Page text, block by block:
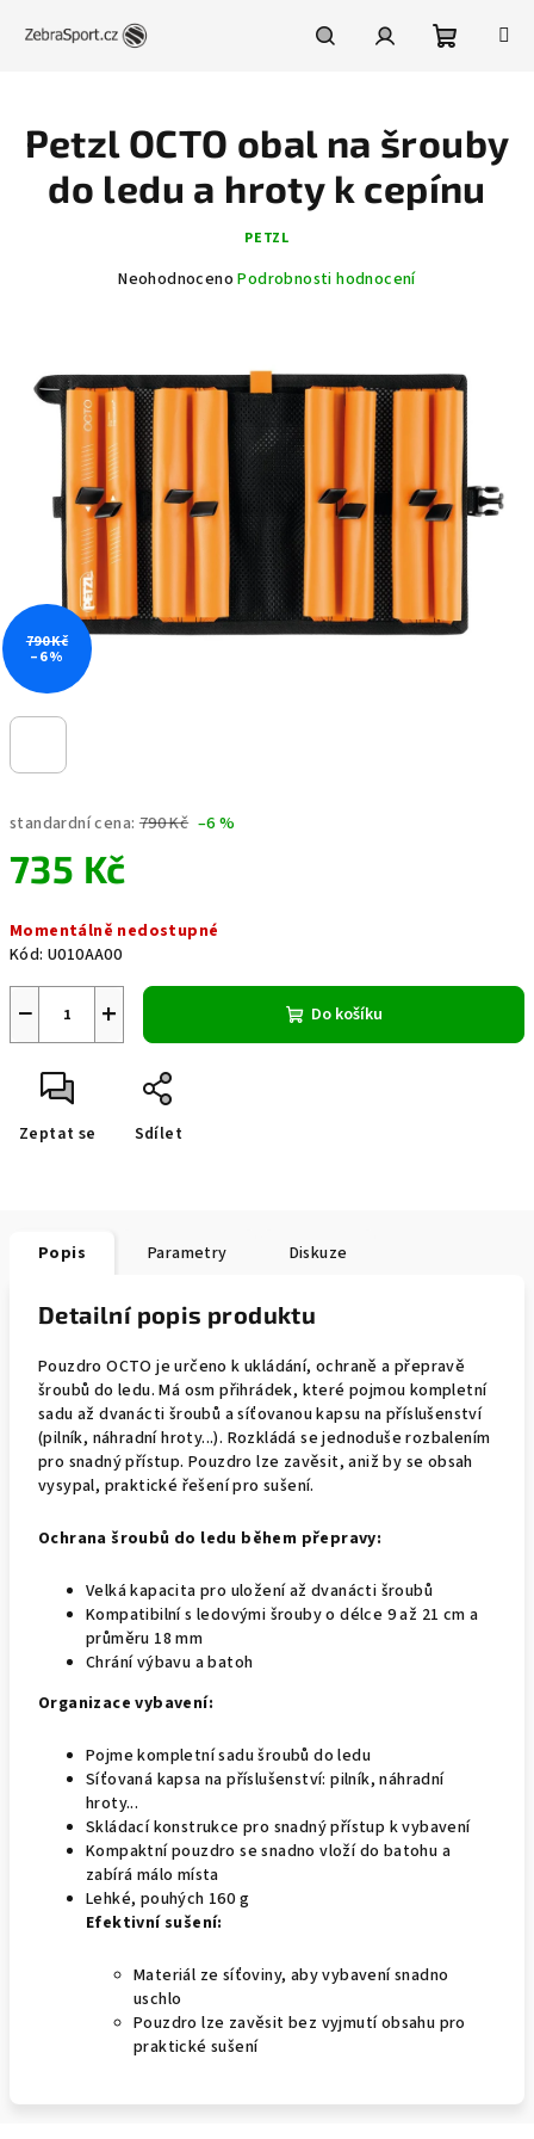
košík
standardní cena: 790 Kč –6 %
735 Kč
cena:
Momentálně nedostupné
Kód: U010AA00
+
− Do košíku
Zeptat se Sdílet
Petzl OCTO obal na šrouby
do ledu a hroty k cepínu
PETZL
Průměrné
0,0
z
hvězdiček.
Neohodnoceno Podrobnosti hodnocení
790 Kč
–6 %
Popis Parametry Diskuze
Detailní popis produktu
Pouzdro OCTO je určeno k ukládání, ochraně a přepravě
šroubů do ledu. Má osm přihrádek, které pojmou kompletní
sadu až dvanácti šroubů a síťovanou kapsu na příslušenství
(pilník, náhradní hroty...). Rozkládá se jednoduše rozbalením
pro snadný přístup. Pouzdro lze zavěsit, aniž by se obsah
vysypal, praktické řešení pro sušení.
Ochrana šroubů do ledu během přepravy:
Velká kapacita pro uložení až dvanácti šroubů
Kompatibilní s ledovými šrouby o délce 9 až 21 cm a
průměru 18 mm
Chrání výbavu a batoh
Organizace vybavení:
Pojme kompletní sadu šroubů do ledu
Síťovaná kapsa na příslušenství: pilník, náhradní
hroty...
Skládací konstrukce pro snadný přístup k vybavení
Kompaktní pouzdro se snadno vloží do batohu a
zabírá málo místa
Lehké, pouhých 160 g
Efektivní sušení:
Materiál ze síťoviny, aby vybavení snadno
uschlo
Pouzdro lze zavěsit bez vyjmutí obsahu pro
praktické sušení